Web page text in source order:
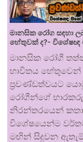
මානසික රෝග සඳහා
හේතුවක් ද?-
මානසික රෝගී
භාවිතය
ප්‍රචණ්ඩත්වයට
රෝගීන්ගේ
නිරන්තරයෙන්
විශේෂයෙන්ම
මඟින් සිදුවන